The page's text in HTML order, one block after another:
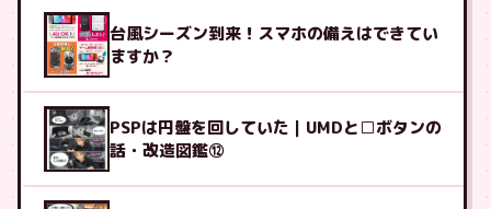
台風シーズン到来！スマホの備えはできてい
ますか？
PSPは円盤を回していた｜UMDと□ボタンの
話・改造図鑑⑫